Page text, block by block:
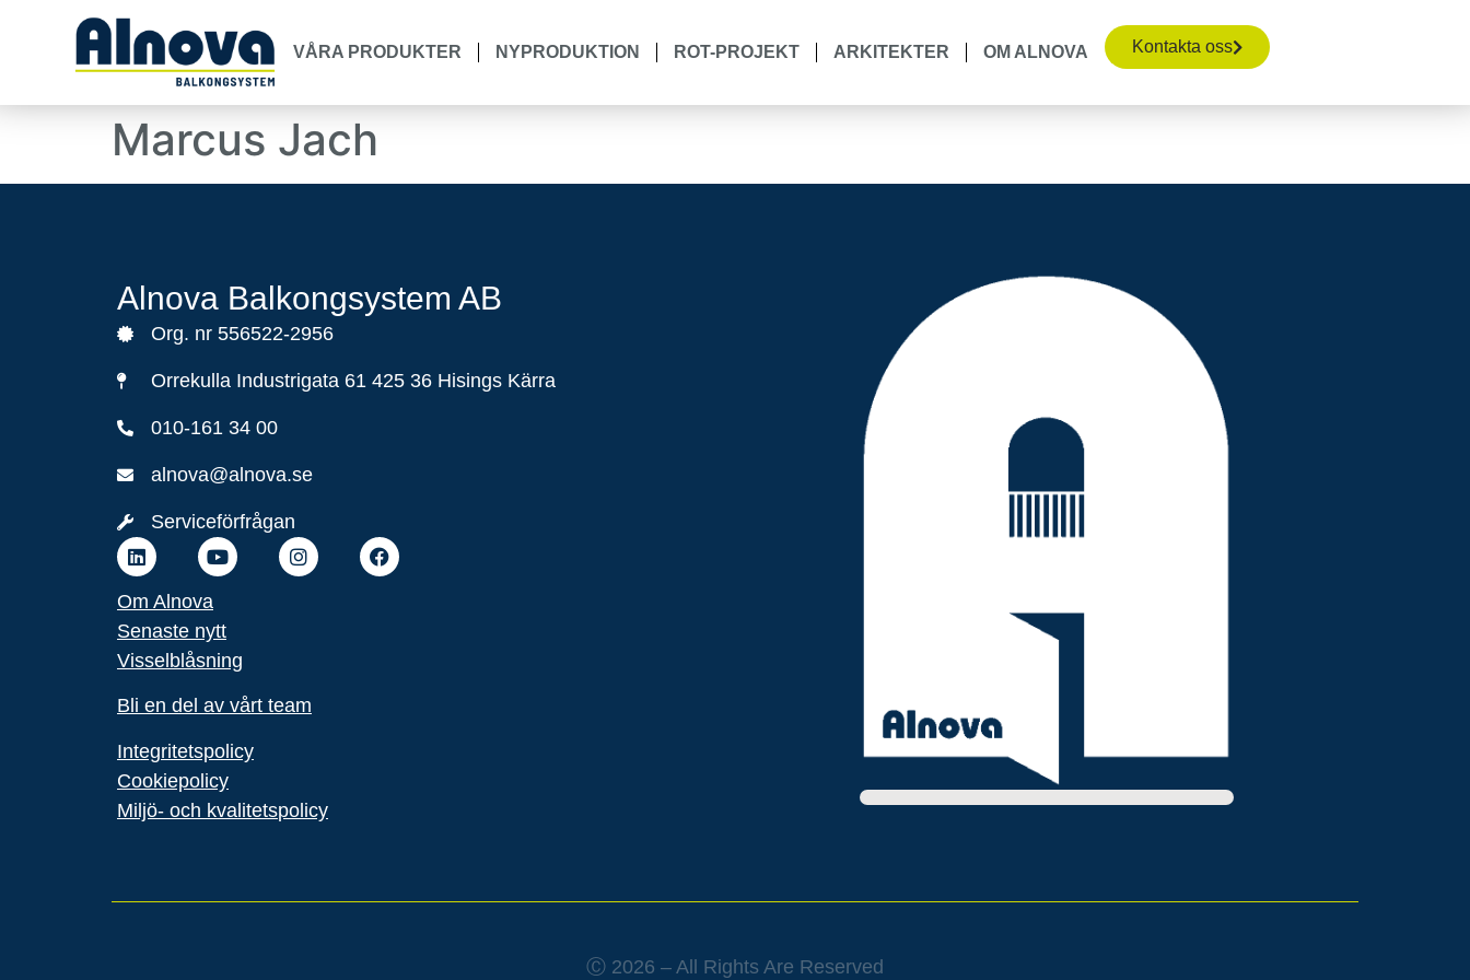
VÅRA PRODUKTER NYPRODUKTION ROT-PROJEKT ARKITEKTER OM ALNOVA Kontakta oss
Marcus Jach
Alnova Balkongsystem AB
Org. nr 556522-2956
Orrekulla Industrigata 61 425 36 Hisings Kärra
010-161 34 00
alnova@alnova.se
Serviceförfrågan
Om Alnova
Senaste nytt
Visselblåsning
Bli en del av vårt team
Integritetspolicy
Cookiepolicy
Miljö- och kvalitetspolicy
Ⓒ 2026 – All Rights Are Reserved